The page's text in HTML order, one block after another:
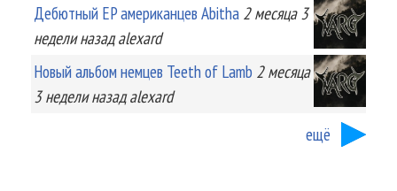
Дебютный EP американцев Abitha 2 месяца 3
неделиназад alexard
Новый альбом немцев Teeth of Lamb 2 месяца
3 неделиназад alexard
ещё